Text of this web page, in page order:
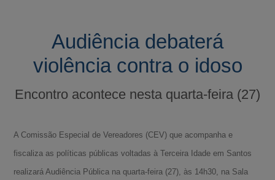
Audiência debaterá
violência contra o idoso
Encontro acontece nesta quarta-feira (27)
A Comissão Especial de Vereadores (CEV) que acompanha e
fiscaliza as políticas públicas voltadas à Terceira Idade em Santos
realizará Audiência Pública na quarta-feira (27), às 14h30, na Sala